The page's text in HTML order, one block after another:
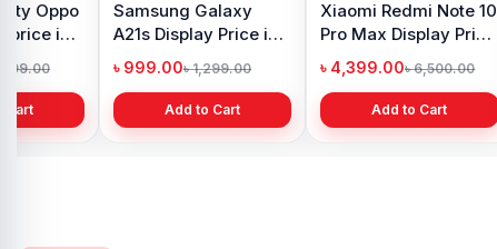
price in
Cart
Samsung Galaxy
A21s Display Price in
Bangladesh
৳ 999.00৳ 1,299.00
Add to Cart
Xiaomi Redmi Note 10
Pro Max Display Price
in Bangladesh
৳ 4,399.00৳ 6,500.00
Add to Cart